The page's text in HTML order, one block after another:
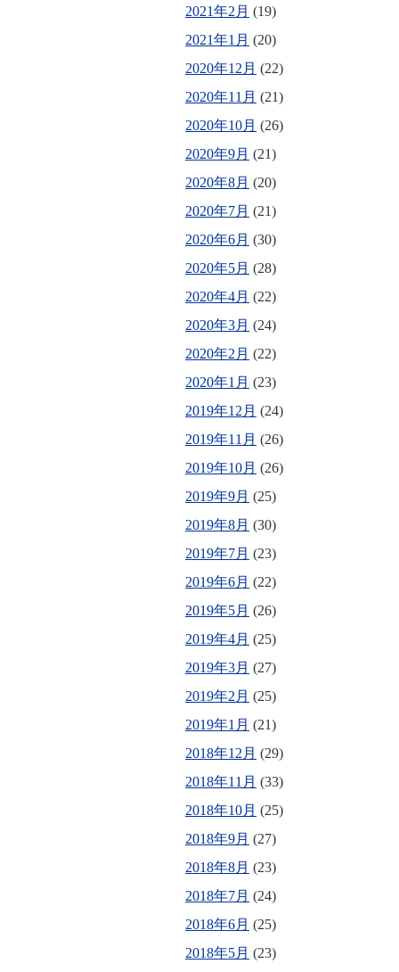
2021年2月 (19)
2021年1月 (20)
2020年12月 (22)
2020年11月 (21)
2020年10月 (26)
2020年9月 (21)
2020年8月 (20)
2020年7月 (21)
2020年6月 (30)
2020年5月 (28)
2020年4月 (22)
2020年3月 (24)
2020年2月 (22)
2020年1月 (23)
2019年12月 (24)
2019年11月 (26)
2019年10月 (26)
2019年9月 (25)
2019年8月 (30)
2019年7月 (23)
2019年6月 (22)
2019年5月 (26)
2019年4月 (25)
2019年3月 (27)
2019年2月 (25)
2019年1月 (21)
2018年12月 (29)
2018年11月 (33)
2018年10月 (25)
2018年9月 (27)
2018年8月 (23)
2018年7月 (24)
2018年6月 (25)
2018年5月 (23)